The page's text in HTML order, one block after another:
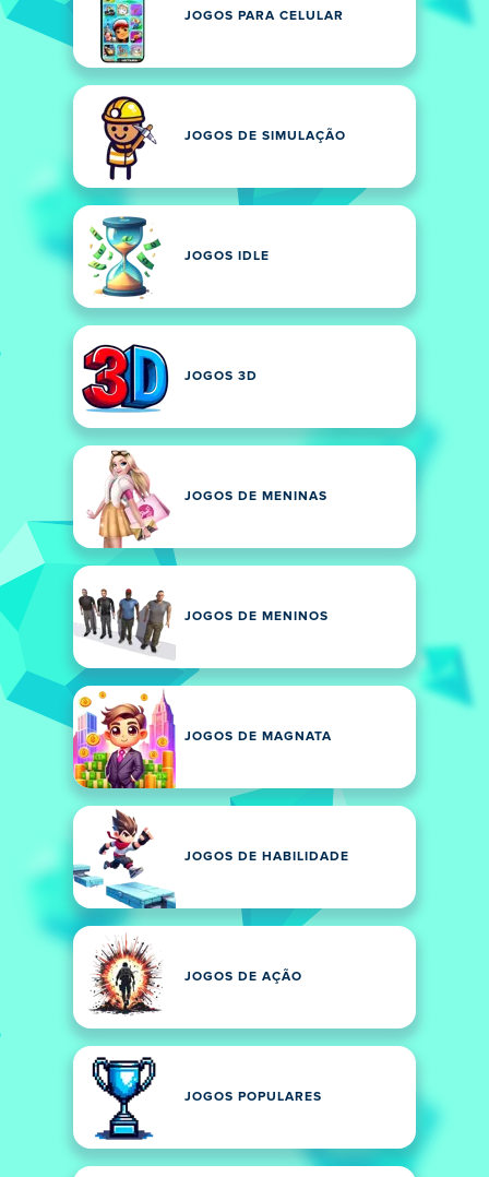
JOGOS PARA CELULAR
JOGOS DE SIMULAÇÃO
JOGOS IDLE
JOGOS 3D
JOGOS DE MENINAS
JOGOS DE MENINOS
JOGOS DE MAGNATA
JOGOS DE HABILIDADE
JOGOS DE AÇÃO
JOGOS POPULARES